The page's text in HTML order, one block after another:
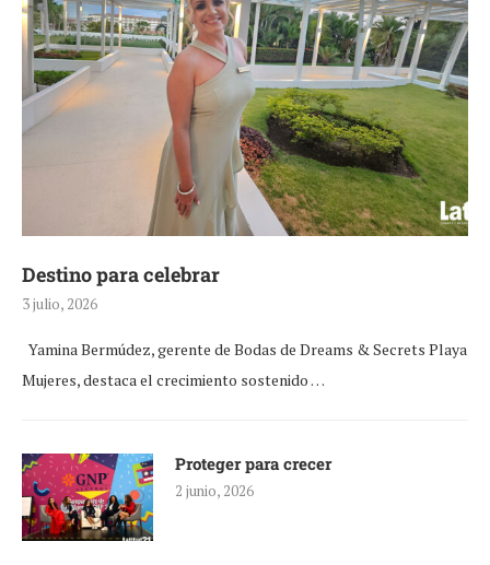
Destino para celebrar
3 julio, 2026
Yamina Bermúdez, gerente de Bodas de Dreams & Secrets Playa
Mujeres, destaca el crecimiento sostenido …
Proteger para crecer
2 junio, 2026